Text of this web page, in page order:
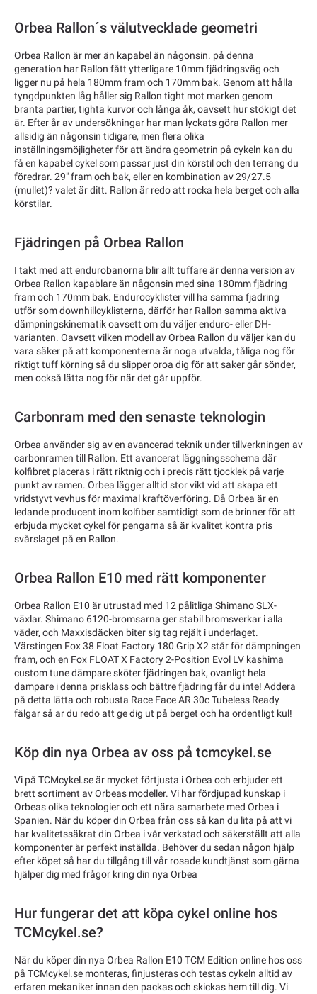
Orbea Rallon´s välutvecklade geometri
Orbea Rallon är mer än kapabel än någonsin. på denna
generation har Rallon fått ytterligare 10mm fjädringsväg och
ligger nu på hela 180mm fram och 170mm bak. Genom att hålla
tyngdpunkten låg håller sig Rallon tight mot marken genom
branta partier, tighta kurvor och långa åk, oavsett hur stökigt det
är. Efter år av undersökningar har man lyckats göra Rallon mer
allsidig än någonsin tidigare, men flera olika
inställningsmöjligheter för att ändra geometrin på cykeln kan du
få en kapabel cykel som passar just din körstil och den terräng du
föredrar. 29" fram och bak, eller en kombination av 29/27.5
(mullet)? valet är ditt. Rallon är redo att rocka hela berget och alla
körstilar.
Fjädringen på Orbea Rallon
I takt med att endurobanorna blir allt tuffare är denna version av
Orbea Rallon kapablare än någonsin med sina 180mm fjädring
fram och 170mm bak. Endurocyklister vill ha samma fjädring
utför som downhillcyklisterna, därför har Rallon samma aktiva
dämpningskinematik oavsett om du väljer enduro- eller DH-
varianten. Oavsett vilken modell av Orbea Rallon du väljer kan du
vara säker på att komponenterna är noga utvalda, tåliga nog för
riktigt tuff körning så du slipper oroa dig för att saker går sönder,
men också lätta nog för när det går uppför.
Carbonram med den senaste teknologin
Orbea använder sig av en avancerad teknik under tillverkningen av
carbonramen till Rallon. Ett avancerat läggningsschema där
kolfibret placeras i rätt riktnig och i precis rätt tjocklek på varje
punkt av ramen. Orbea lägger alltid stor vikt vid att skapa ett
vridstyvt vevhus för maximal kraftöverföring. Då Orbea är en
ledande producent inom kolfiber samtidigt som de brinner för att
erbjuda mycket cykel för pengarna så är kvalitet kontra pris
svårslaget på en Rallon.
Orbea Rallon E10 med rätt komponenter
Orbea Rallon E10 är utrustad med 12 pålitliga Shimano SLX-
växlar. Shimano 6120-bromsarna ger stabil bromsverkar i alla
väder, och Maxxisdäcken biter sig tag rejält i underlaget.
Värstingen Fox 38 Float Factory 180 Grip X2 står för dämpningen
fram, och en Fox FLOAT X Factory 2-Position Evol LV kashima
custom tune dämpare sköter fjädringen bak, ovanligt hela
dampare i denna prisklass och bättre fjädring får du inte! Addera
på detta lätta och robusta Race Face AR 30c Tubeless Ready
fälgar så är du redo att ge dig ut på berget och ha ordentligt kul!
Köp din nya Orbea av oss på tcmcykel.se
Vi på TCMcykel.se är mycket förtjusta i Orbea och erbjuder ett
brett sortiment av Orbeas modeller. Vi har fördjupad kunskap i
Orbeas olika teknologier och ett nära samarbete med Orbea i
Spanien. När du köper din Orbea från oss så kan du lita på att vi
har kvalitetssäkrat din Orbea i vår verkstad och säkerställt att alla
komponenter är perfekt inställda. Behöver du sedan någon hjälp
efter köpet så har du tillgång till vår rosade kundtjänst som gärna
hjälper dig med frågor kring din nya Orbea
Hur fungerar det att köpa cykel online hos
TCMcykel.se?
När du köper din nya Orbea Rallon E10 TCM Edition online hos oss
på TCMcykel.se monteras, finjusteras och testas cykeln alltid av
erfaren mekaniker innan den packas och skickas hem till dig. Vi